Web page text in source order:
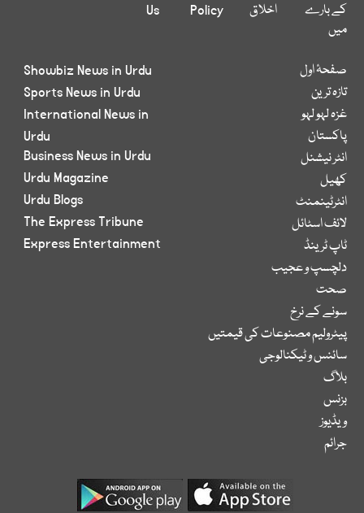
کے بارے
میں
اخلاق Policy
Us
صفحۂ اول
تازہ ترین
غزہ لہو لہو
پاکستان
انٹر نیشنل
کھیل
انٹرٹینمنٹ
لائف اسٹائل
ٹاپ ٹرینڈ
دلچسپ و عجیب
صحت
سونے کے نرخ
پیٹرولیم مصنوعات کی قیمتیں
سائنس و ٹیکنالوجی
بلاگ
بزنس
ویڈیوز
جرائم
Showbiz News in Urdu
Sports News in Urdu
International News in
Urdu
Business News in Urdu
Urdu Magazine
Urdu Blogs
The Express Tribune
Express Entertainment